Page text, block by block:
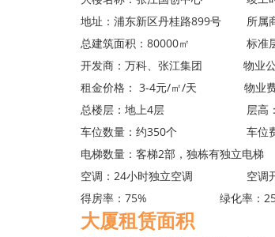
地址：浦东新区丹桂路899号
总建筑面积：80000㎡ 标准层
开发商：万科、张江集团 物业
租金价格： 3-4元/㎡/天 物业费
总楼层：地上4层 层高：标
车位数量：约350个 车位费
电梯数量：客梯2部，独栋有独立
空调：24小时独立空调 空调开
得房率：75% 绿化率
大厦租赁面积